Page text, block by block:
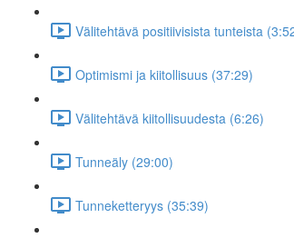
Välitehtävä positiivisista tunteista
Optimismi ja kiitollisuus (37:29)
Välitehtävä kiitollisuudesta (6:26)
Tunneäly (29:00)
Tunneketteryys (35:39)